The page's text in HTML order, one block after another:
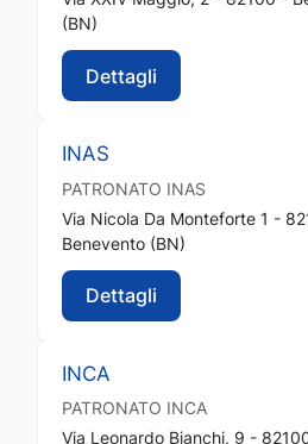
(BN)
Dettagli
INAS
PATRONATO INAS
Via Nicola Da Monteforte 1 -
Benevento (BN)
Dettagli
INCA
PATRONATO INCA
Via Leonardo Bianchi, 9 -